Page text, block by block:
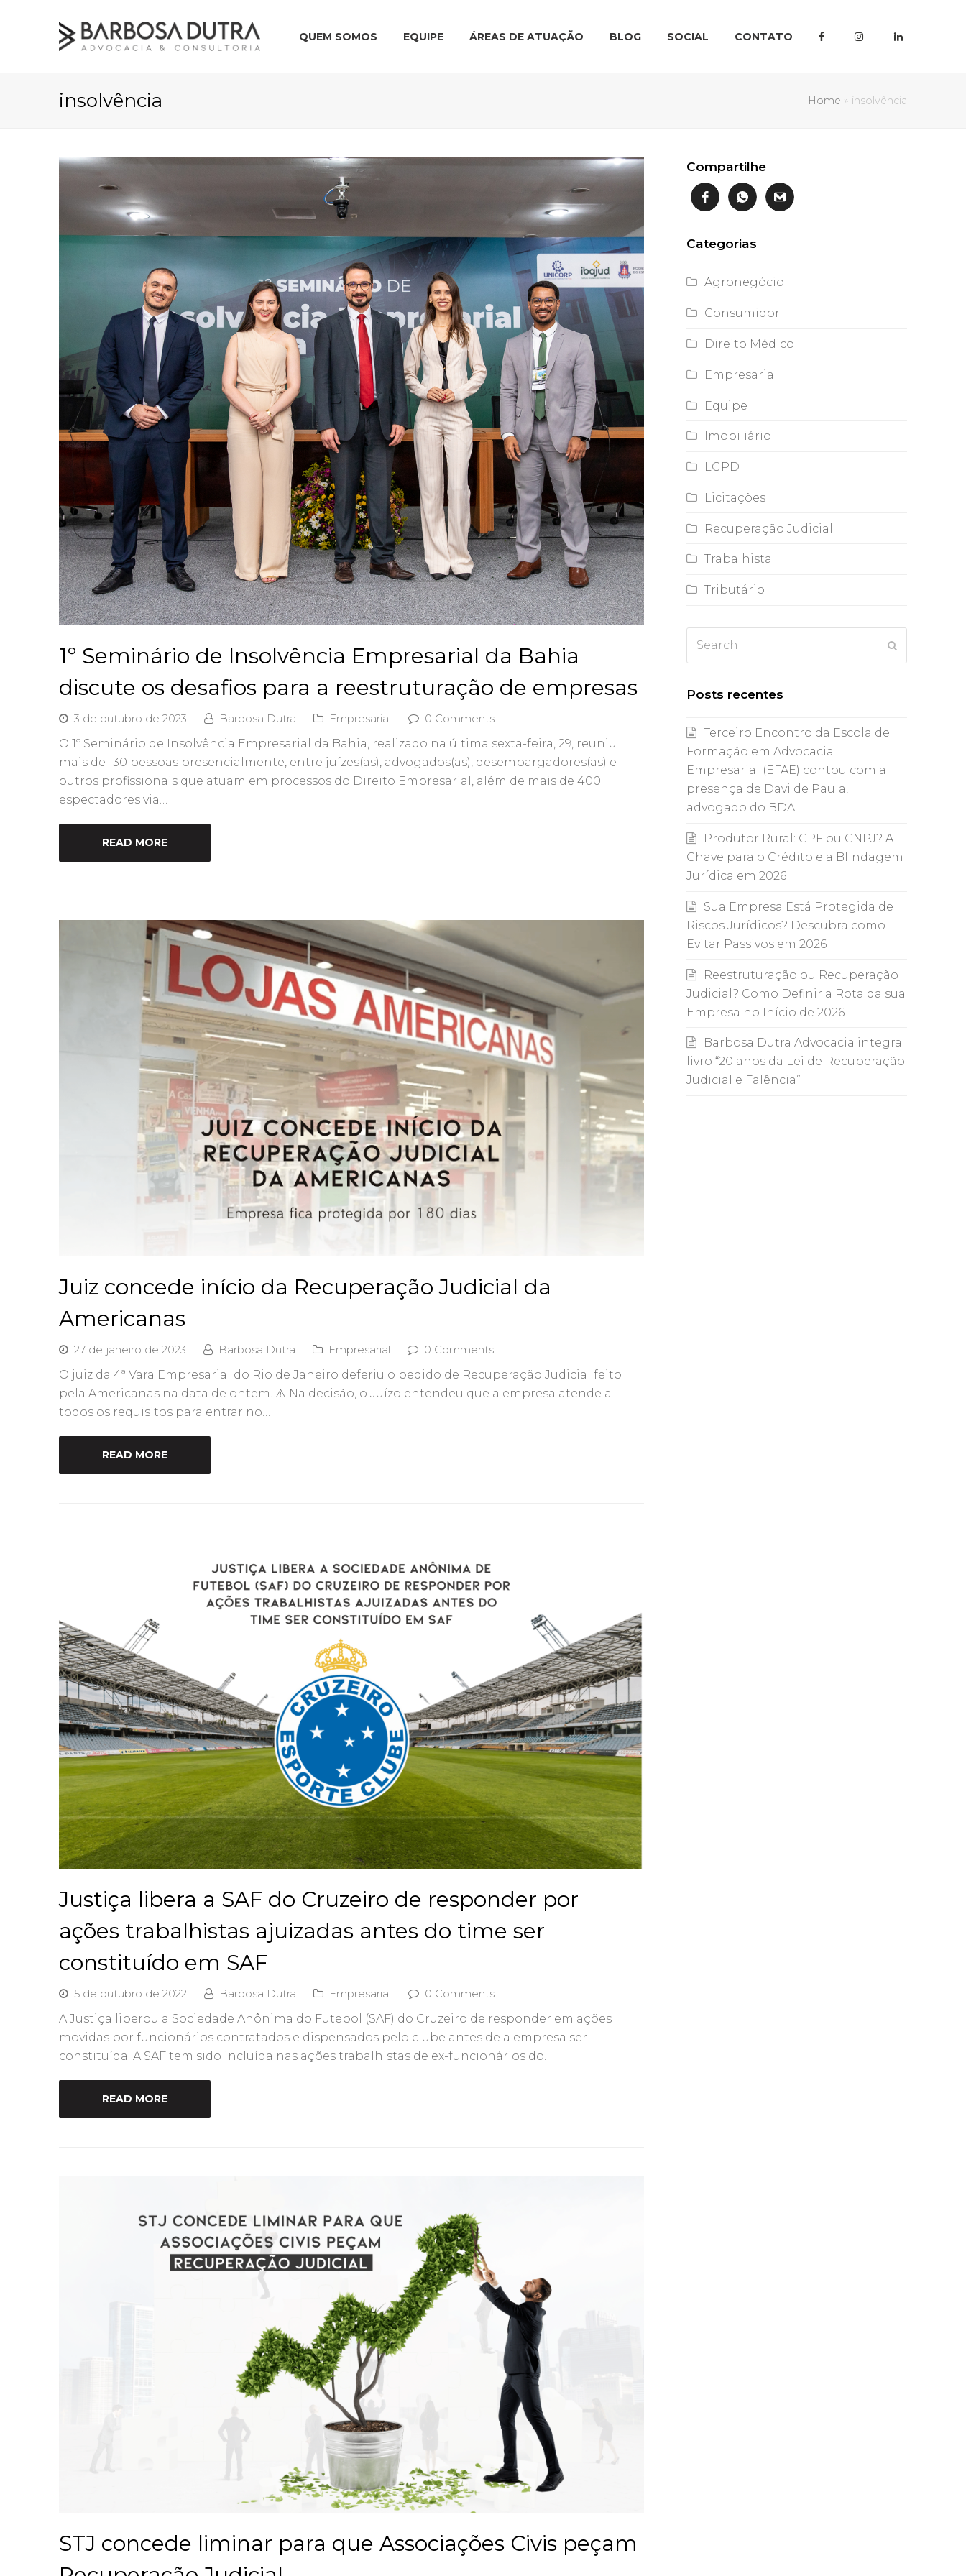
QUEM SOMOS EQUIPE ÁREAS DE ATUAÇÃO BLOG SOCIAL CONTATO
insolvência Home » insolvência
1º Seminário de Insolvência Empresarial da Bahia
discute os desafios para a reestruturação de empresas
3 de outubro de 2023 Barbosa Dutra Empresarial 0 Comments
O 1º Seminário de Insolvência Empresarial da Bahia, realizado na última sexta-feira, 29, reuniu
mais de 130 pessoas presencialmente, entre juízes(as), advogados(as), desembargadores(as) e
outros profissionais que atuam em processos do Direito Empresarial, além de mais de 400
espectadores via…
READ MORE
Juiz concede início da Recuperação Judicial da
Americanas
27 de janeiro de 2023 Barbosa Dutra Empresarial 0 Comments
O juiz da 4ª Vara Empresarial do Rio de Janeiro deferiu o pedido de Recuperação Judicial feito
pela Americanas na data de ontem. ⚠️ Na decisão, o Juízo entendeu que a empresa atende a
todos os requisitos para entrar no…
READ MORE
Justiça libera a SAF do Cruzeiro de responder por
ações trabalhistas ajuizadas antes do time ser
constituído em SAF
5 de outubro de 2022 Barbosa Dutra Empresarial 0 Comments
A Justiça liberou a Sociedade Anônima do Futebol (SAF) do Cruzeiro de responder em ações
movidas por funcionários contratados e dispensados pelo clube antes de a empresa ser
constituída. A SAF tem sido incluída nas ações trabalhistas de ex-funcionários do…
READ MORE
STJ concede liminar para que Associações Civis peçam
Compartilhe
Categorias
Agronegócio
Consumidor
Direito Médico
Empresarial
Equipe
Imobiliário
LGPD
Licitações
Recuperação Judicial
Trabalhista
Tributário
Posts recentes
Terceiro Encontro da Escola de
Formação em Advocacia
Empresarial (EFAE) contou com a
presença de Davi de Paula,
advogado do BDA
Produtor Rural: CPF ou CNPJ? A
Chave para o Crédito e a Blindagem
Jurídica em 2026
Sua Empresa Está Protegida de
Riscos Jurídicos? Descubra como
Evitar Passivos em 2026
Reestruturação ou Recuperação
Judicial? Como Definir a Rota da sua
Empresa no Início de 2026
Barbosa Dutra Advocacia integra
livro “20 anos da Lei de Recuperação
Judicial e Falência”